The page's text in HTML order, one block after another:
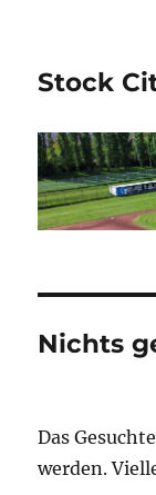
Stock
Nichts
Das
werden.